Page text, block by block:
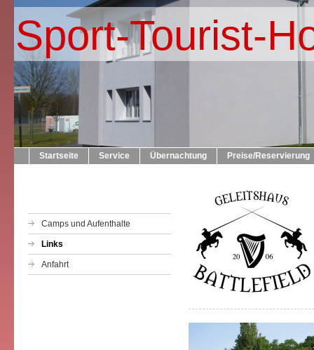
Sport-Tourist-
Startseite Service Übernachtung Preise/Reservierung
Camps und Aufenthalte
Links
Anfahrt